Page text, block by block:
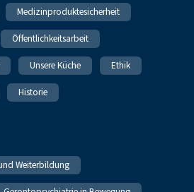
Medizinproduktesicherheit
Öffentlichkeitsarbeit
Unsere Küche Ethik
Historie
Weiterbildung